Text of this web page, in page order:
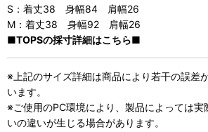
S：着丈38 身幅84 肩幅26
M：着丈38 身幅92 肩幅26
■TOPSの採寸詳細はこちら■
※上記のサイズ詳細は商品により若干の誤差
います。
※ご使用のPC環境により、製品によっては実
いの違いが生じる場合があります。